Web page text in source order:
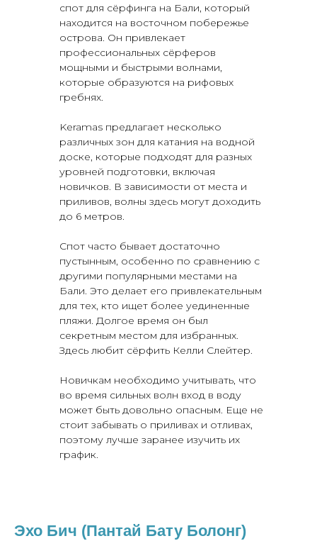
спот для сёрфинга на Бали, который
находится на восточном побережье
острова. Он привлекает
профессиональных сёрферов
мощными и быстрыми волнами,
которые образуются на рифовых
гребнях.
Keramas предлагает несколько
различных зон для катания на водной
доске, которые подходят для разных
уровней подготовки, включая
новичков. В зависимости от места и
приливов, волны здесь могут доходить
до 6 метров.
Спот часто бывает достаточно
пустынным, особенно по сравнению с
другими популярными местами на
Бали. Это делает его привлекательным
для тех, кто ищет более уединенные
пляжи. Долгое время он был
секретным местом для избранных.
Здесь любит сёрфить Келли Слейтер.
Новичкам необходимо учитывать, что
во время сильных волн вход в воду
может быть довольно опасным. Еще не
стоит забывать о приливах и отливах,
поэтому лучше заранее изучить их
график.
Эхо Бич (Пантай Бату Болонг)